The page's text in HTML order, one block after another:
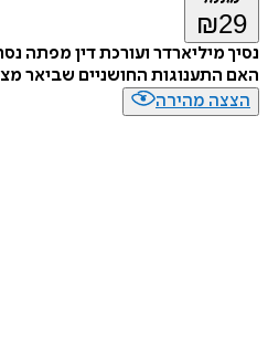
₪29
נסיך מיליארדר ועורכת דין מפתה
האם התענוגות החושניים שביאר
הצצה מהירה